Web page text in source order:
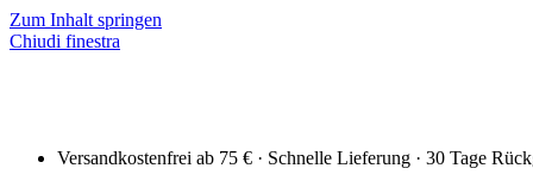
Zum Inhalt springen
Chiudi finestra
Versandkostenfrei ab 75 € · Schnelle Lieferung · 30 Tage